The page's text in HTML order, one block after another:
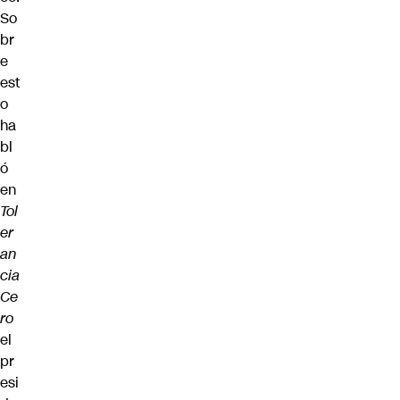
So
br
e
est
o
ha
bl
ó
en
Tol
er
an
cia
Ce
ro
el
pr
esi